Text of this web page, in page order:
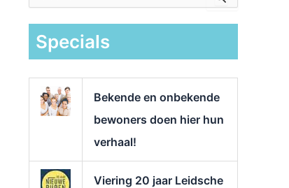
k
Specials
Bekende en onbekende
bewoners doen hier hun
verhaal!
Viering 20 jaar Leidsche